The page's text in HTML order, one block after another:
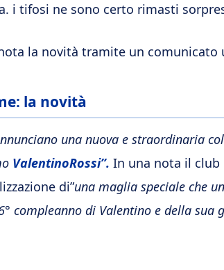
i tifosi ne sono certo rimasti
la novità tramite un comunicato
la novità
una nuova e straordinaria
ValentinoRossi”. In una nota il club
di”una maglia speciale che
compleanno di Valentino e della sua